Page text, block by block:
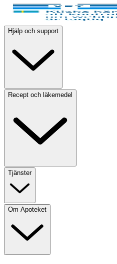
Hjälp och support
Recept och läkemedel
Tjänster
Om Apoteket